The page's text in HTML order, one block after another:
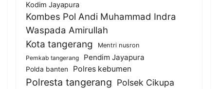
Kodim Jayapura
Kombes Pol Andi Muhammad Indra
Waspada Amirullah
Kota tangerang
Mentri nusron
Pemkab tangerang
Pendim Jayapura
Polda banten Polres kebumen
Polresta tangerang Polsek Cikupa